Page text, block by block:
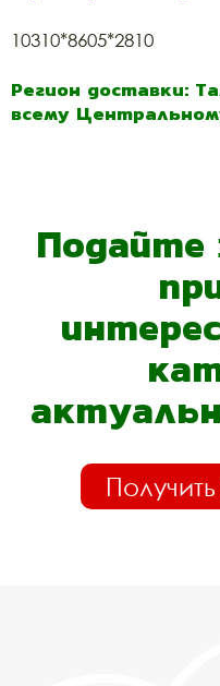
10310*8605*2810
Регион доставки:
всему